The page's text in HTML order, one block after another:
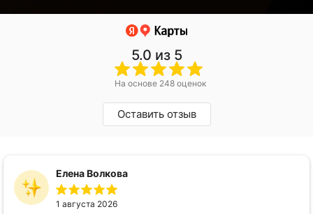
5.0 из 5
На основе 248 оценок
Оставить отзыв
Елена Волкова
1 августа 2026